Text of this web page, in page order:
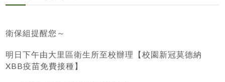
衛保組提醒您 ～
明日下午由大里區衛生所至校辦理【校園新冠莫德納
XBB疫苗免費接種】